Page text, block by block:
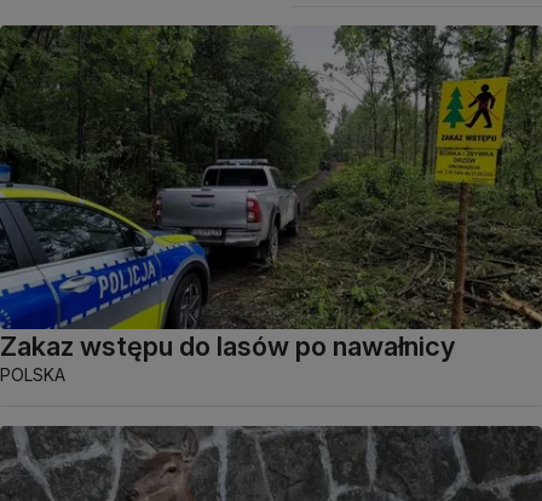
Zakaz wstępu do lasów po nawałnicy
POLSKA